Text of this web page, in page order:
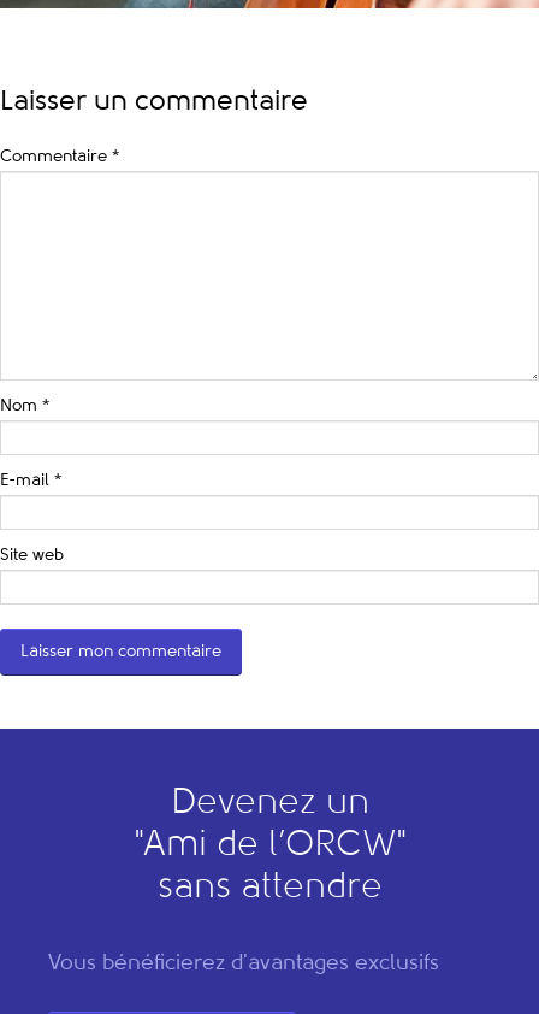
Laisser un commentaire
Commentaire *
Nom *
E-mail *
Site web
Devenez un
"Ami de l’ORCW"
sans attendre
Vous bénéficierez d'avantages exclusifs